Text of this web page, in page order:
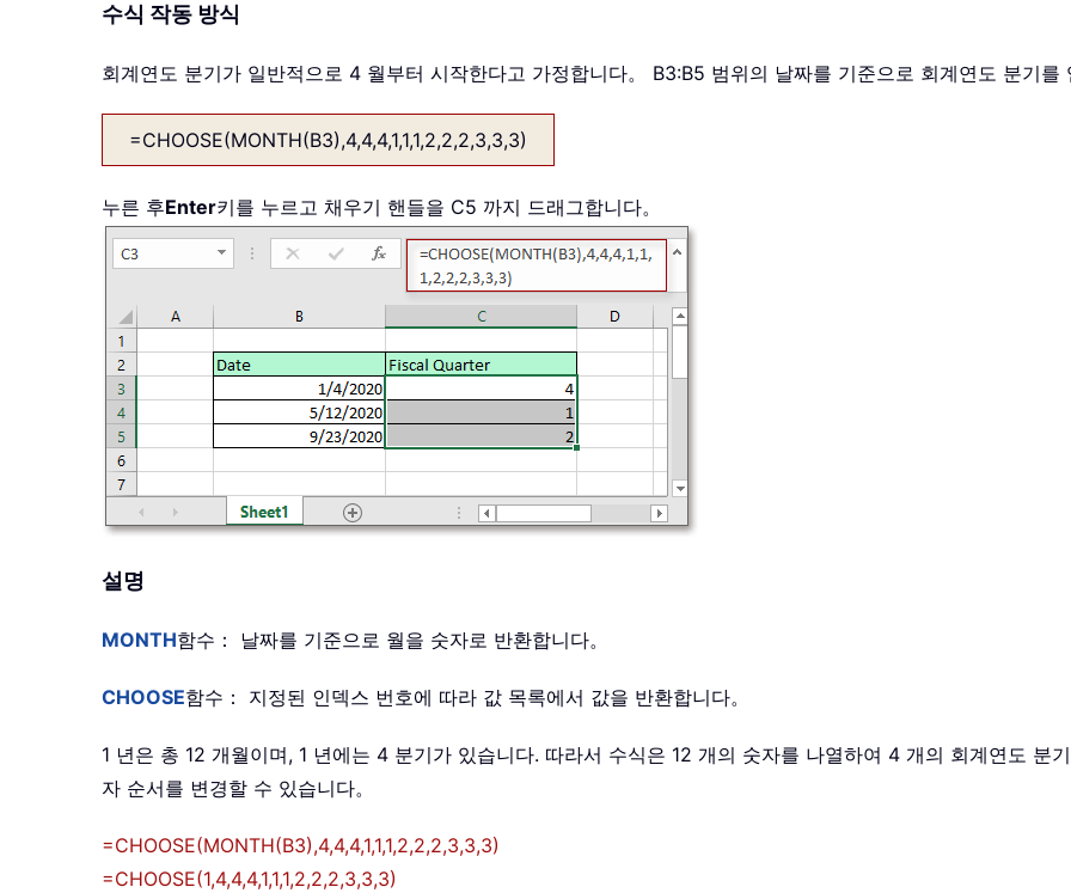
수식 작동 방식
회계연도 분기가 일반적으로 4 월부터 시작한다고 가정합니다。 B3:B5 범위의 날짜를 기준으로 회계연도 분기를
=CHOOSE(MONTH(B3),4,4,4,1,1,1,2,2,2,3,3,3)
누른 후Enter키를 누르고 채우기 핸들을 C5 까지 드래그합니다。
설명
MONTH함수： 날짜를 기준으로 월을 숫자로 반환합니다。
CHOOSE함수： 지정된 인덱스 번호에 따라 값 목록에서 값을 반환합니다。
1 년은 총 12 개월이며, 1 년에는 4 분기가 있습니다. 따라서 수식은 12 개의 숫자를 나열하여 4 개의 회계연도 분
자 순서를 변경할 수 있습니다。
=CHOOSE(MONTH(B3),4,4,4,1,1,1,2,2,2,3,3,3)
=CHOOSE(1,4,4,4,1,1,1,2,2,2,3,3,3)